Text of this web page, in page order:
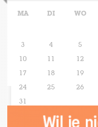
MA DI WO
3
4 5
10
11 12
17
18 19
24
25 26
31